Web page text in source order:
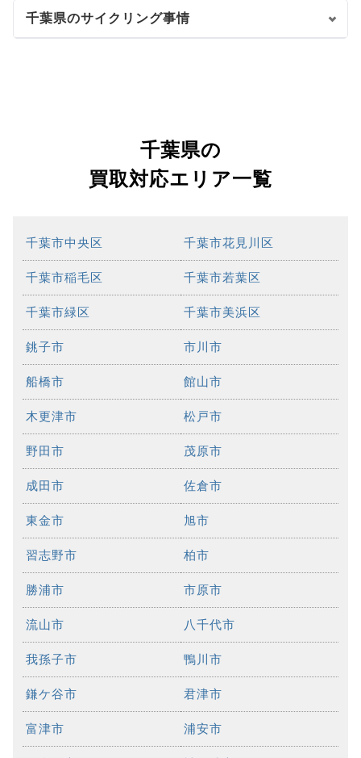
千葉県のサイクリング事情
千葉県の
買取対応エリア一覧
千葉市中央区 千葉市花見川区
千葉市稲毛区 千葉市若葉区
千葉市緑区 千葉市美浜区
銚子市 市川市
船橋市 館山市
木更津市 松戸市
野田市 茂原市
成田市 佐倉市
東金市 旭市
習志野市 柏市
勝浦市 市原市
流山市 八千代市
我孫子市 鴨川市
鎌ケ谷市 君津市
富津市 浦安市